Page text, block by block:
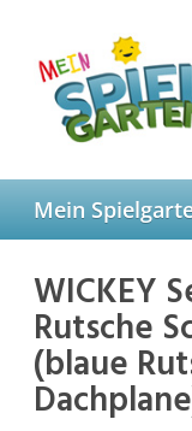
content
Mein
WICKEY
Rutsche
(blaue